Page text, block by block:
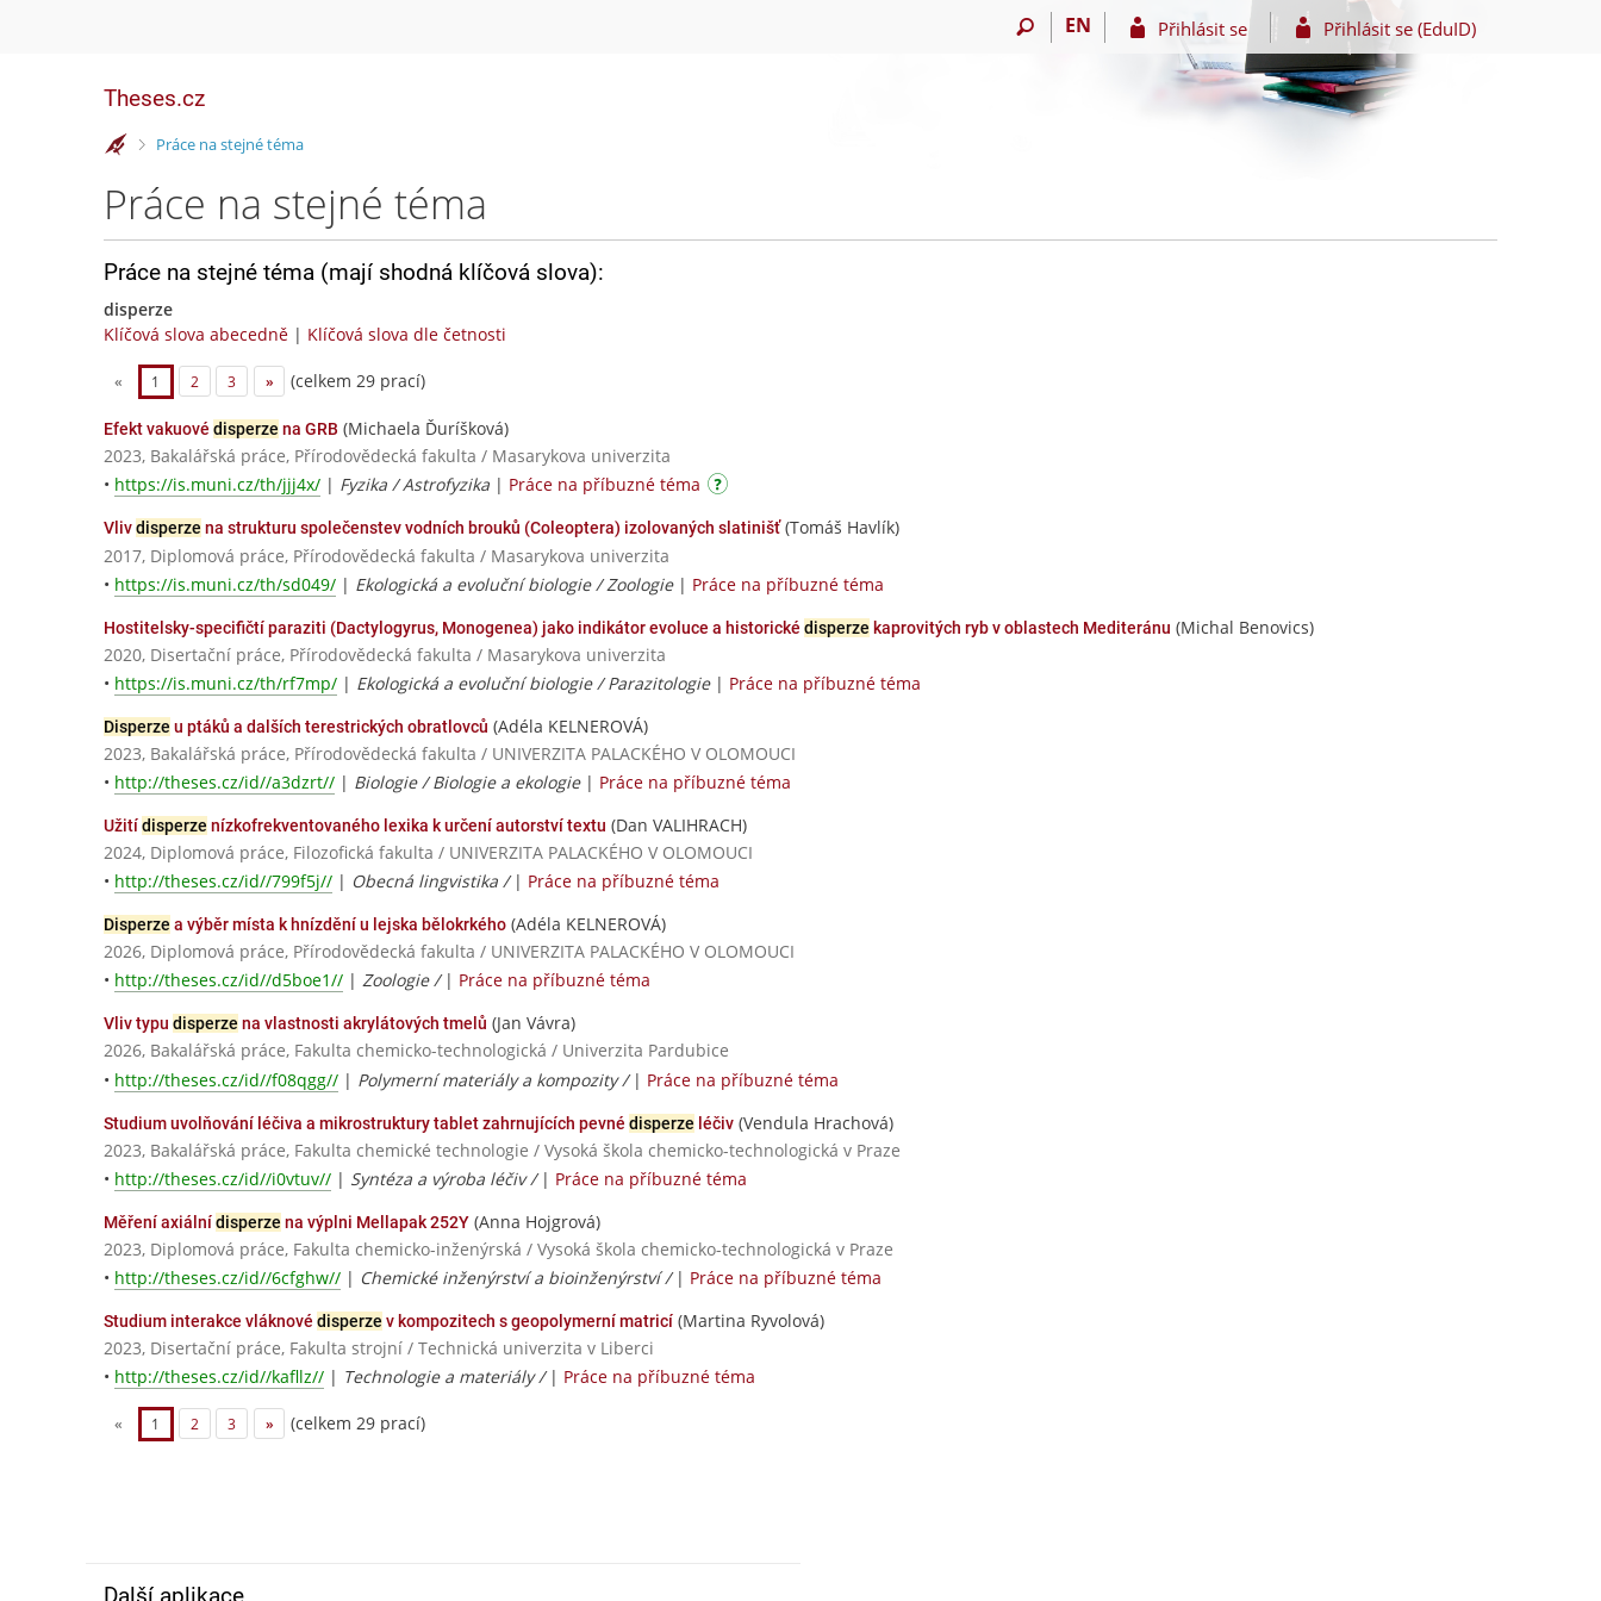
EN Přihlásit se Přihlásit se (EduID)
Theses.cz
>Práce na stejné téma
Práce na stejné téma
Práce na stejné téma (mají shodná klíčová slova):
disperze
Klíčová slova abecedně | Klíčová slova dle četnosti
« 1 2 3 » (celkem 29 prací)
Efekt vakuové disperze na GRB (Michaela Ďuríšková)
2023, Bakalářská práce, Přírodovědecká fakulta / Masarykova univerzita
• https://is.muni.cz/th/jjj4x/ | Fyzika / Astrofyzika | Práce na příbuzné téma
Vlivdisperze na strukturu společenstev vodních brouků (Coleoptera) izolovaných slatinišť(Tomáš Havlík)
2017, Diplomová práce, Přírodovědecká fakulta / Masarykova univerzita
• https://is.muni.cz/th/sd049/ | Ekologická a evoluční biologie / Zoologie| Práce na příbuzné téma
Hostitelsky-specifičtí paraziti (Dactylogyrus, Monogenea) jako indikátor evoluce a historické disperze kaprovitých ryb v oblastech Mediteránu (Michal Benovics)
2020, Disertační práce, Přírodovědecká fakulta / Masarykova univerzita
• https://is.muni.cz/th/rf7mp/ | Ekologická a evoluční biologie / Parazitologie| Práce na příbuzné téma
Disperze u ptáků a dalších terestrických obratlovců (Adéla KELNEROVÁ)
2023, Bakalářská práce, Přírodovědecká fakulta / UNIVERZITA PALACKÉHO V OLOMOUCI
• http://theses.cz/id//a3dzrt// | Biologie / Biologie a ekologie| Práce na příbuzné téma
Užitídisperze nízkofrekventovaného lexika k určení autorství textu (Dan VALIHRACH)
2024, Diplomová práce, Filozofická fakulta / UNIVERZITA PALACKÉHO V OLOMOUCI
• http://theses.cz/id//799f5j// | Obecná lingvistika / | Práce na příbuzné téma
Disperze a výběr místa k hnízdění u lejska bělokrkého (Adéla KELNEROVÁ)
2026, Diplomová práce, Přírodovědecká fakulta / UNIVERZITA PALACKÉHO V OLOMOUCI
• http://theses.cz/id//d5boe1// | Zoologie / | Práce na příbuzné téma
Vliv typu disperze na vlastnosti akrylátových tmelů (Jan Vávra)
2026, Bakalářská práce, Fakulta chemicko-technologická / Univerzita Pardubice
• http://theses.cz/id//f08qgg// | Polymerní materiály a kompozity / | Práce na příbuzné téma
Studium uvolňování léčiva a mikrostruktury tablet zahrnujících pevné disperze léčiv (Vendula Hrachová)
2023, Bakalářská práce, Fakulta chemické technologie / Vysoká škola chemicko-technologická v Praze
• http://theses.cz/id//i0vtuv// | Syntéza a výroba léčiv / | Práce na příbuzné téma
Měření axiálnídisperze na výplni Mellapak 252Y (Anna Hojgrová)
2023, Diplomová práce, Fakulta chemicko-inženýrská / Vysoká škola chemicko-technologická v Praze
• http://theses.cz/id//6cfghw// | Chemické inženýrství a bioinženýrství / | Práce na příbuzné téma
Studium interakce vláknové disperze v kompozitech s geopolymerní matricí (Martina Ryvolová)
2023, Disertační práce, Fakulta strojní / Technická univerzita v Liberci
• http://theses.cz/id//kafllz// | Technologie a materiály / | Práce na příbuzné téma
« 1 2 3 » (celkem 29 prací)